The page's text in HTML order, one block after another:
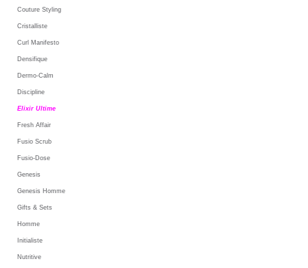
Couture Styling
Cristalliste
Curl Manifesto
Densifique
Dermo-Calm
Discipline
Elixir Ultime
Fresh Affair
Fusio Scrub
Fusio-Dose
Genesis
Genesis Homme
Gifts & Sets
Homme
Initialiste
Nutritive